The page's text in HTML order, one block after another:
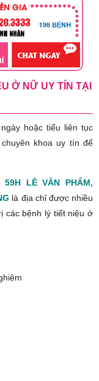
Ở NỮ UY TÍN TẠI
hoặc tiểu liên tục
khoa uy tín để
59H LÊ VĂN PHẨM,
là địa chỉ được nhiều
các bệnh lý tiết niệu ở